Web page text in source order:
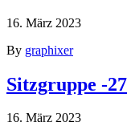
16. März 2023
By graphixer
Sitzgruppe -27
16. März 2023